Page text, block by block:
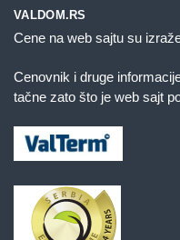
VALDOM.RS
Cene na web sajtu su
Cenovnik i druge
tačne zato što je web sajt